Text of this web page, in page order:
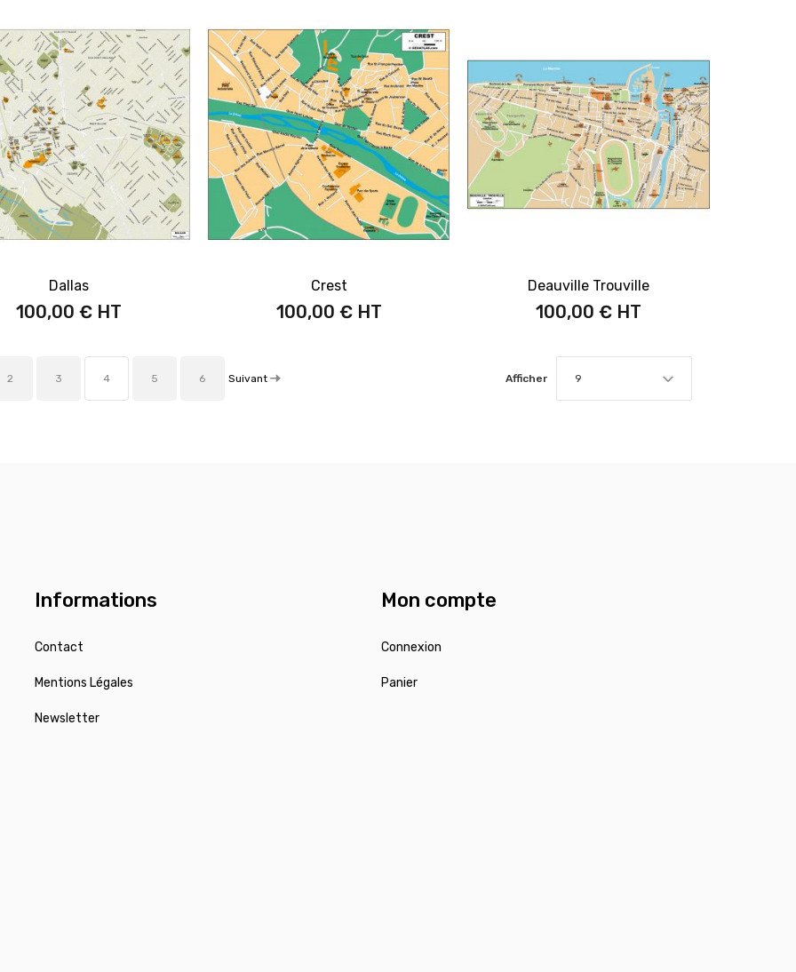
Dallas
100,00 €
Crest
100,00 €
Deauville Trouville
100,00 €
Afficher 9
2 3 4 5 6 Suivant
Informations
Contact
Mentions Légales
Newsletter
Mon compte
Connexion
Panier